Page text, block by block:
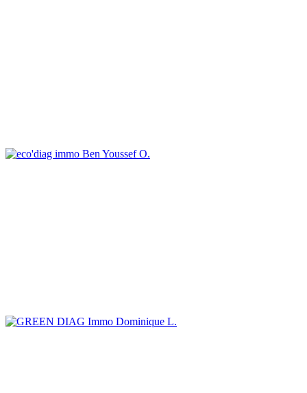
Ben Youssef O.
Dominique L.